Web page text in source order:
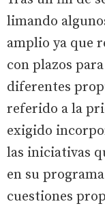
limando
amplio ya que
con plazos
diferentes
referido a la
exigido
las iniciativas
en su
cuestiones